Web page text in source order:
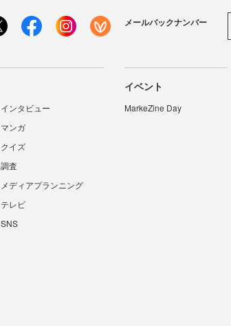
メールバックナンバー
インタビュー
マンガ
クイズ
調査
メディアプランニング
テレビ
SNS
イベント
MarkeZine Day